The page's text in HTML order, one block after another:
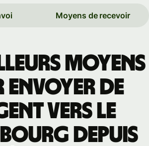
Moyens de recevoir
moyens
envoyer de
vers le
depuis